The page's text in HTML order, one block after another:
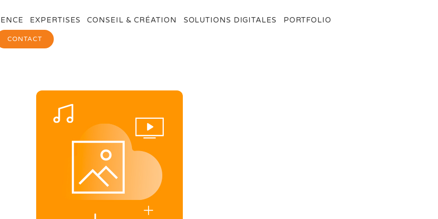
EXPERTISES CONSEIL & CRÉATION SOLUTIONS DIGITALES PORTFOLIO
CONTACT